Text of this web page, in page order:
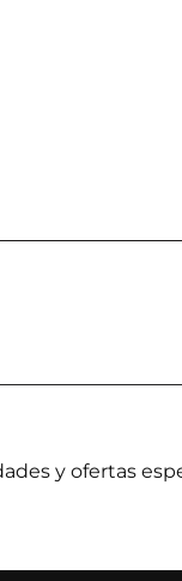
y ofertas